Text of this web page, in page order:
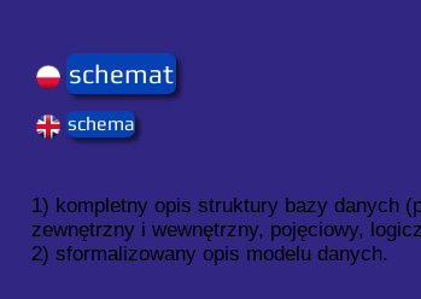
schemat
schema
1) kompletny opis struktury bazy danych
zewnętrzny i wewnętrzny, pojęciowy,
2) sformalizowany opis modelu danych.